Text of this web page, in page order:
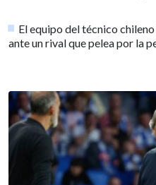
El equipo del técnico
ante un rival que pelea por la